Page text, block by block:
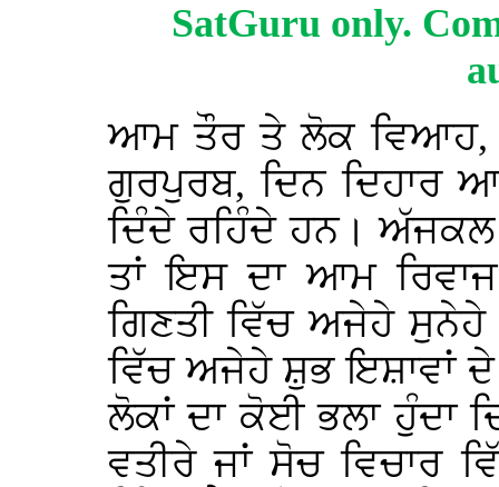
SatGuru only.
ਆਮ ਤੌਰ ਤੇ ਲੋਕ ਵਿਆਹ,
ਗੁਰਪੁਰਬ, ਦਿਨ ਦਿਹਾਰ
ਦਿੰਦੇ ਰਹਿੰਦੇ ਹਨ।
ਤਾਂ ਇਸ ਦਾ ਆਮ
ਗਿਣਤੀ ਵਿੱਚ ਅਜੇਹੇ
ਵਿੱਚ ਅਜੇਹੇ ਸ਼ੁਭ ਇਸ਼ਾਵਾਂ
ਲੋਕਾਂ ਦਾ ਕੋਈ ਭਲਾ ਹੁੰਦਾ
ਵਤੀਰੇ ਜਾਂ ਸੋਚ